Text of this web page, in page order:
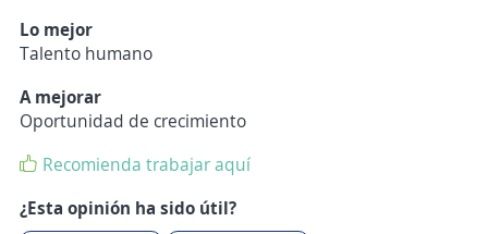
Lo mejor
Talento humano
A mejorar
Oportunidad de crecimiento
Recomienda trabajar aquí
¿Esta opinión ha sido útil?